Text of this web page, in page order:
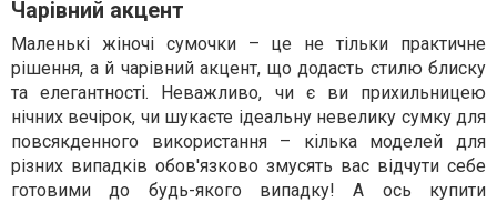
Чарівний акцент
Маленькі жіночі сумочки – це не тільки практичне
рішення, а й чарівний акцент, що додасть стилю блиску
та елегантності. Неважливо, чи є ви прихильницею
нічних вечірок, чи шукаєте ідеальну невелику сумку для
повсякденного використання – кілька моделей для
різних випадків обов'язково змусять вас відчути себе
готовими до будь-якого випадку! А ось купити